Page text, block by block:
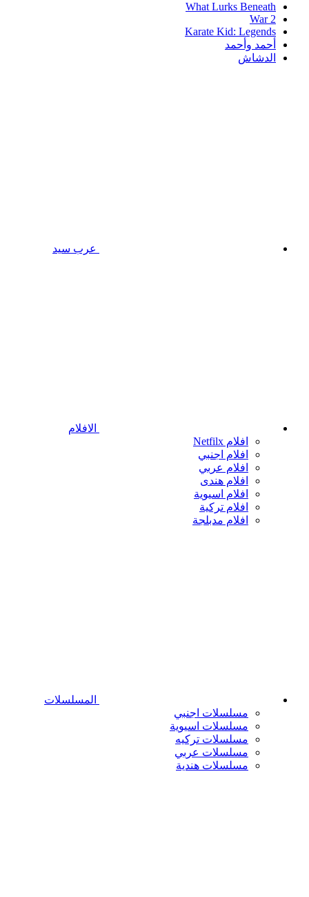
What Lurks Beneath
War 2
Karate Kid: Legends
أحمد وأحمد
الدشاش
عرب سيد
الافلام
افلام Netfilx
افلام اجنبي
افلام عربي
افلام هندى
افلام اسيوية
افلام تركية
افلام مدبلجة
المسلسلات
مسلسلات اجنبي
مسلسلات اسيوية
مسلسلات تركيه
مسلسلات عربي
مسلسلات هندية